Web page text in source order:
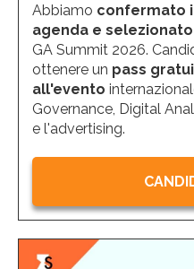
Abbiamo confermato
agenda e
GA Summit 2026.
ottenere un pass
all'evento
Governance, Digital
e l'advertising.